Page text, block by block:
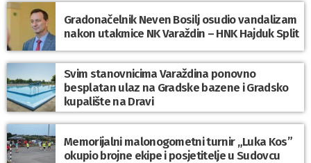
Gradonačelnik Neven Bosilj osudio vandalizam
nakon utakmice NK Varaždin – HNK Hajduk Split
Svim stanovnicima Varaždina ponovno
besplatan ulaz na Gradske bazene i Gradsko
kupalište na Dravi
Memorijalni malonogometni turnir „Luka Kos”
okupio brojne ekipe i posjetitelje u Sudovcu